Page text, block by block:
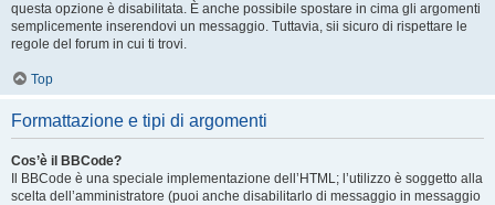
questa opzione è disabilitata. È anche possibile spostare in cima gli argomenti
semplicemente inserendovi un messaggio. Tuttavia, sii sicuro di rispettare le
regole del forum in cui ti trovi.
Top
Formattazione e tipi di argomenti
Cos’è il BBCode?
Il BBCode è una speciale implementazione dell’HTML; l’utilizzo è soggetto alla
scelta dell’amministratore (puoi anche disabilitarlo di messaggio in messaggio